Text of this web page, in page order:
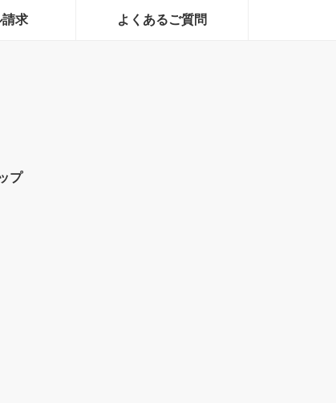
求 よくあるご質問
プ